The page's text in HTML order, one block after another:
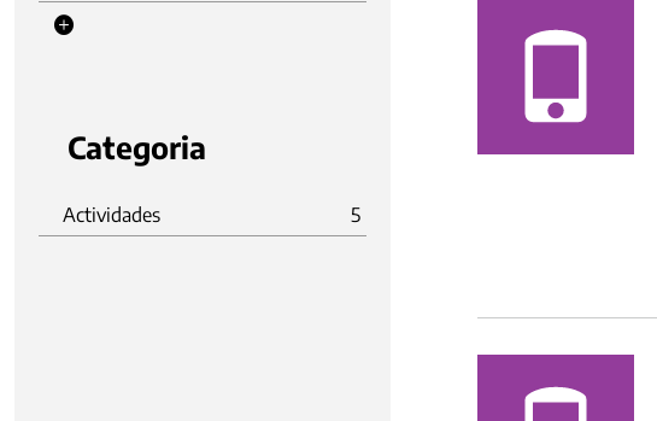
Categoria
Actividades 5